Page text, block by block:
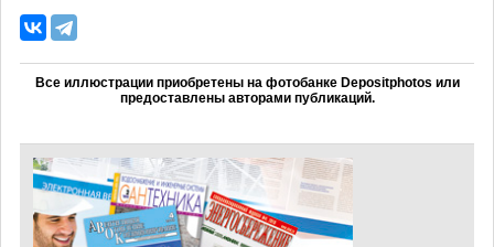
Все иллюстрации приобретены на фотобанке Depositphotos или
предоставлены авторами публикаций.